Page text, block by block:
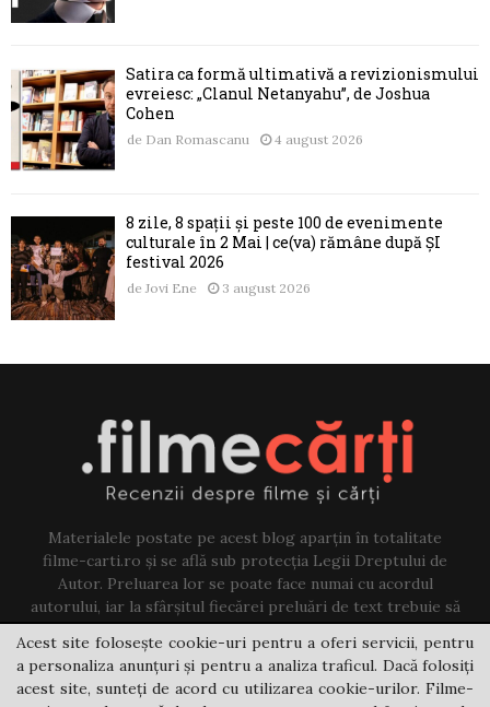
Satira ca formă ultimativă a revizionismului
evreiesc: „Clanul Netanyahu”, de Joshua
Cohen
de Dan Romascanu 4 august 2026
8 zile, 8 spații și peste 100 de evenimente
culturale în 2 Mai | ce(va) rămâne după ȘI
festival 2026
de Jovi Ene 3 august 2026
Materialele postate pe acest blog aparțin în totalitate
filme-carti.ro și se află sub protecția Legii Dreptului de
Autor. Preluarea lor se poate face numai cu acordul
autorului, iar la sfârșitul fiecărei preluări de text trebuie să
existe un link către acest blog.
Contact us:jovi@filme-carti.ro
Acest site folosește cookie-uri pentru a oferi servicii, pentru
a personaliza anunțuri și pentru a analiza traficul. Dacă folosiți
acest site, sunteți de acord cu utilizarea cookie-urilor. Filme-